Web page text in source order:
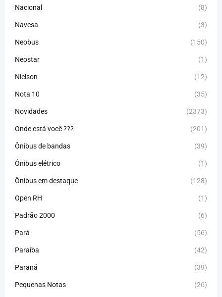
Nacional (8)
Navesa (3)
Neobus (150)
Neostar (1)
Nielson (12)
Nota 10 (35)
Novidades (2373)
Onde está você ??? (201)
Ônibus de bandas (39)
Ônibus elétrico (1)
Ônibus em destaque (128)
Open RH (1)
Padrão 2000 (6)
Pará (56)
Paraíba (42)
Paraná (39)
Pequenas Notas (26)